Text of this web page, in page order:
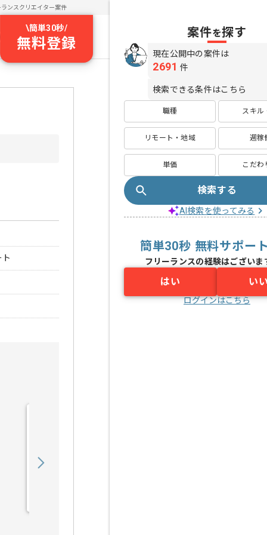
ランスクリエイター案件
\簡単30秒/
無料登録
案件を探す
現在公開中の案件は
2691 件
検索できる条件はこちら
職種 スキル
リモート・地域 週稼
単価 こだわ
検索する
AI検索を使ってみる
簡単30秒 無料サポー
フリーランスの経験はございま
はい い
ログインはこちら